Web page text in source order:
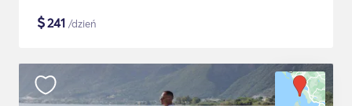
$241 /dzień